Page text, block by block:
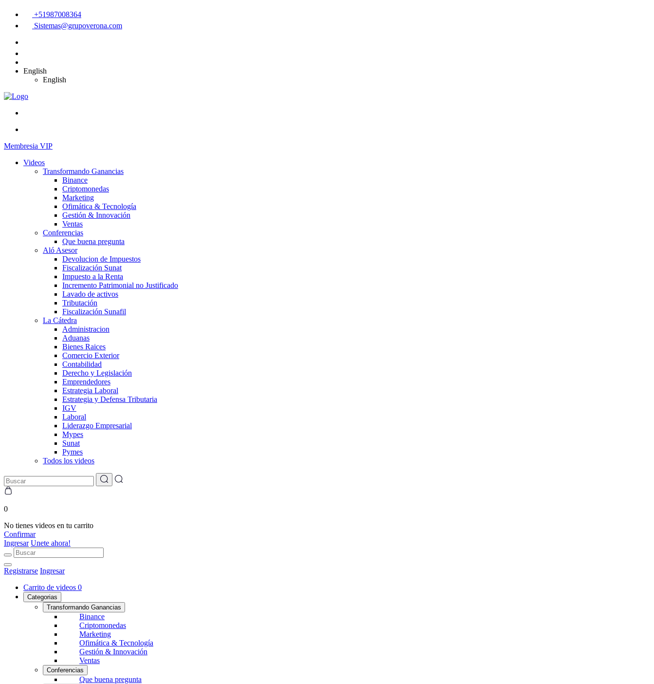
+51987008364
Sistemas@grupoverona.com
English
English
Membresia VIP
Videos
Transformando Ganancias
Binance
Criptomonedas
Marketing
Ofimática & Tecnología
Gestión & Innovación
Ventas
Conferencias
Que buena pregunta
Aló Asesor
Devolucion de Impuestos
Fiscalización Sunat
Impuesto a la Renta
Incremento Patrimonial no Justificado
Lavado de activos
Tributación
Fiscalización Sunafil
La Cátedra
Administracion
Aduanas
Bienes Raices
Comercio Exterior
Contabilidad
Derecho y Legislación
Emprendedores
Estrategia Laboral
Estrategia y Defensa Tributaria
IGV
Laboral
Liderazgo Empresarial
Mypes
Sunat
Pymes
Todos los videos
0
No tienes videos en tu carrito
Confirmar
Ingresar Unete ahora!
Registrarse Ingresar
Carrito de videos 0
Categorias
Transformando Ganancias
Binance
Criptomonedas
Marketing
Ofimática & Tecnología
Gestión & Innovación
Ventas
Conferencias
Que buena pregunta